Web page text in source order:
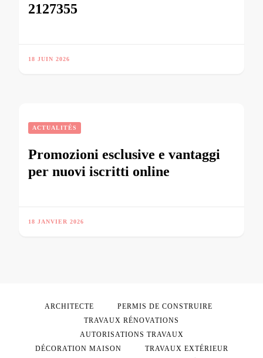
2127355
18 JUIN 2026
ACTUALITÉS
Promozioni esclusive e vantaggi
per nuovi iscritti online
18 JANVIER 2026
ARCHITECTE
PERMIS DE CONSTRUIRE
TRAVAUX RÉNOVATIONS
AUTORISATIONS TRAVAUX
DÉCORATION MAISON
TRAVAUX EXTÉRIEUR